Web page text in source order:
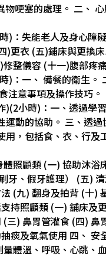
哽塞的處理。 二、
)：失能老人及身心障
)更衣 (五)鋪床與更換
整儀容 (十一)腹部疼
)：一、 備餐的衛生
注意事項及操作技巧。
)(2小時)：一、透過學
動的協助。 三、透
用，包括食、衣、行
照顧類 (一) 協助沐
牙、假牙護理） (五)
(九) 翻身及拍背 (十)
持照顧類 (一) 舖床及
三) 鼻胃管灌食 (四)
痰及氧氣使用 四、
體溫、呼吸、心跳、